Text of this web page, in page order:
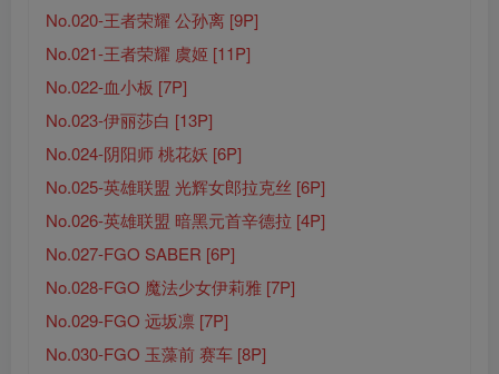
No.020-王者荣耀 公孙离 [9P]
No.021-王者荣耀 虞姬 [11P]
No.022-血小板 [7P]
No.023-伊丽莎白 [13P]
No.024-阴阳师 桃花妖 [6P]
No.025-英雄联盟 光辉女郎拉克丝 [6P]
No.026-英雄联盟 暗黑元首辛德拉 [4P]
No.027-FGO SABER [6P]
No.028-FGO 魔法少女伊莉雅 [7P]
No.029-FGO 远坂凛 [7P]
No.030-FGO 玉藻前 赛车 [8P]